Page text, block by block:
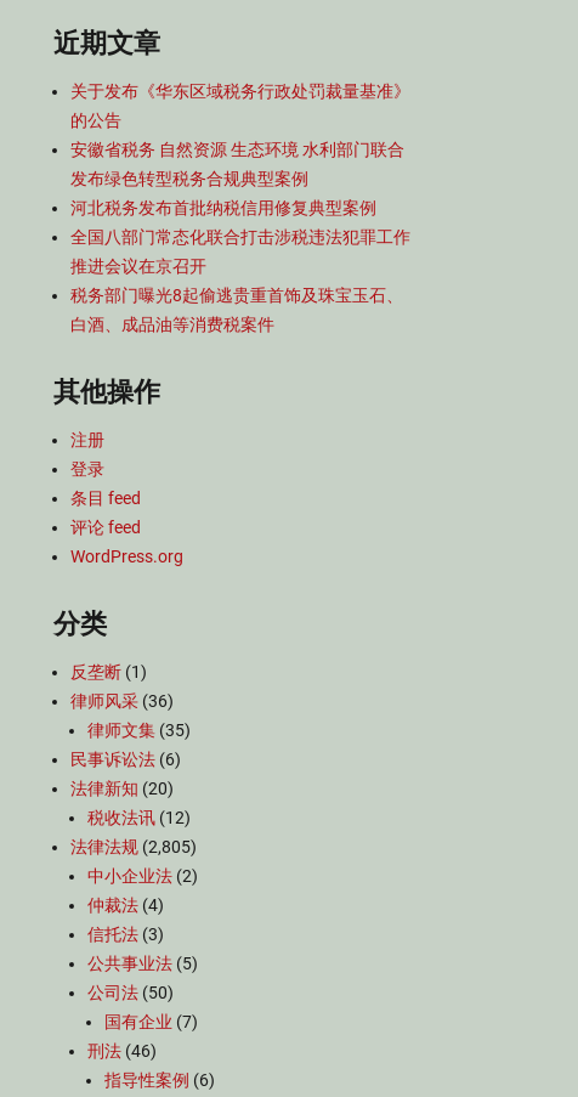
近期文章
关于发布《华东区域税务行政处罚裁量基准》
的公告
安徽省税务 自然资源 生态环境 水利部门联合
发布绿色转型税务合规典型案例
河北税务发布首批纳税信用修复典型案例
全国八部门常态化联合打击涉税违法犯罪工作
推进会议在京召开
税务部门曝光8起偷逃贵重首饰及珠宝玉石、
白酒、成品油等消费税案件
其他操作
注册
登录
条目 feed
评论 feed
WordPress.org
分类
反垄断 (1)
律师风采 (36)
律师文集 (35)
民事诉讼法 (6)
法律新知 (20)
税收法讯 (12)
法律法规 (2,805)
中小企业法 (2)
仲裁法 (4)
信托法 (3)
公共事业法 (5)
公司法 (50)
国有企业 (7)
刑法 (46)
指导性案例 (6)